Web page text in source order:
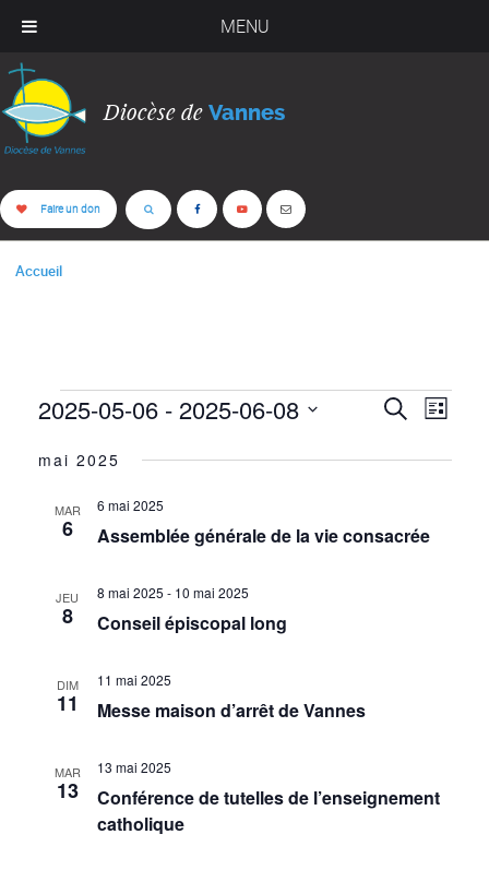
MENU
Diocèse de Vannes
Faire un don
Accueil
ÉVÈNEMENTS
ET
Recherche
Liste
2025-05-06 - 2025-06-08
une
mai 2025
MAR
6 Assemblée générale de la vie consacrée
6 mai 2025
JEU
8 Conseil épiscopal long
8 mai 2025 - 10 mai 2025
DIM
11 Messe maison d’arrêt de Vannes
11 mai 2025
MAR
13
Conférence de tutelles de l’enseignement
catholique
13 mai 2025